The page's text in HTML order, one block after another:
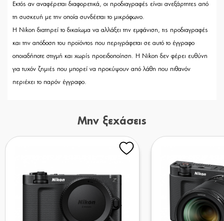
Εκτός αν αναφέρεται διαφορετικά, οι προδιαγραφές είναι ανεξάρτητες από
τη συσκευή με την οποία συνδέεται το μικρόφωνο.
Η Nikon διατηρεί το δικαίωμα να αλλάξει την εμφάνιση, τις προδιαγραφές
και την απόδοση του προϊόντος που περιγράφεται σε αυτό το έγγραφο
οποιαδήποτε στιγμή και χωρίς προειδοποίηση. Η Nikon δεν φέρει ευθύνη
για τυχόν ζημιές που μπορεί να προκύψουν από λάθη που πιθανόν
περιέχει το παρόν έγγραφο.
Μην ξεχάσεις